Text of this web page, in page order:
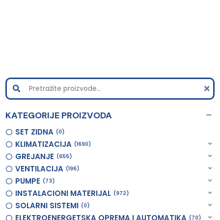
KATEGORIJE PROIZVODA
SET ZIDNA 0
KLIMATIZACIJA 1690
GREJANJE 655
VENTILACIJA 196
PUMPE 73
INSTALACIONI MATERIJAL 972
SOLARNI SISTEMI 0
ELEKTROENERGETSKA OPREMA I AUTOMATIKA 70